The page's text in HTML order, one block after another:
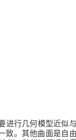
进行几何模型近似
致。其他曲面是自